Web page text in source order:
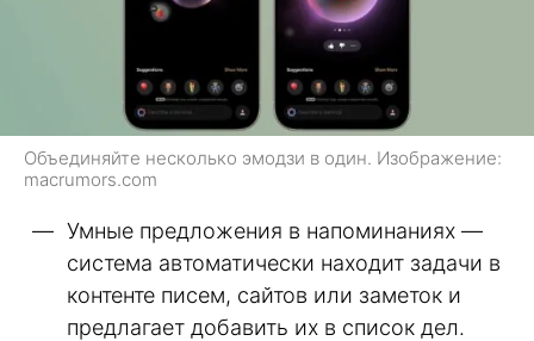
Объединяйте несколько эмодзи в один. Изображение:
macrumors.com
Умные предложения в напоминаниях —
система автоматически находит задачи в
контенте писем, сайтов или заметок и
предлагает добавить их в список дел.